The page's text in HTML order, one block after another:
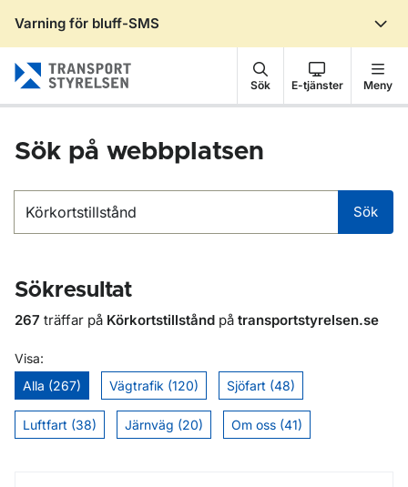
Varning för bluff-SMS
Sök E-tjänster Meny
Sök på webbplatsen
Sök
Sökresultat
267 träffar på Körkortstillstånd på transportstyrelsen.se
Visa:
Alla (267)
Vägtrafik (120) Sjöfart (48)
Luftfart (38) Järnväg (20) Om oss (41)